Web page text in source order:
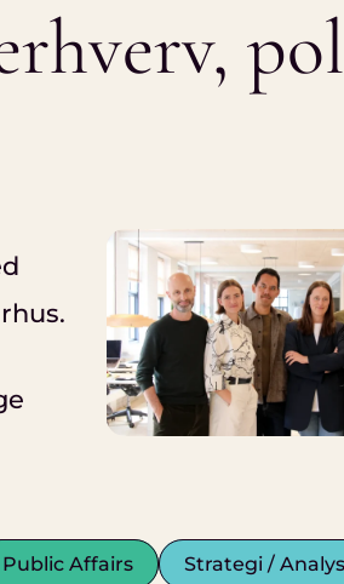
Public Affairs Strategi /